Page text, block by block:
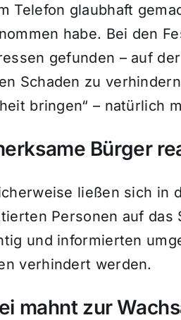
Telefon glaubhaft
habe. Bei den
gefunden – auf
Schaden zu
bringen“ – natürlich
Bürger
ließen sich in
Personen auf
und informierten
verhindert werden.
mahnt zur